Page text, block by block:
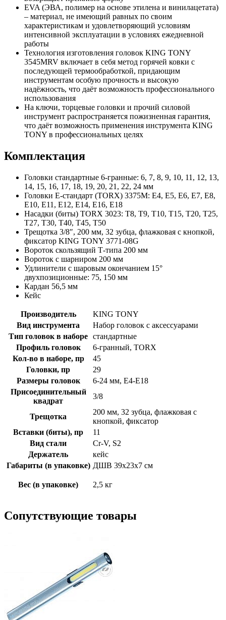
EVA (ЭВА, полимер на основе этилена и винилацетата)
– материал, не имеющий равных по своим
характеристикам и удовлетворяющий условиям
интенсивной эксплуатации в условиях ежедневной
работы
Технология изготовления головок KING TONY
3545MRV включает в себя метод горячей ковки с
последующей термообработкой, придающим
инструментам особую прочность и высокую
надёжность, что даёт возможность профессионального
использования
На ключи, торцевые головки и прочий силовой
инструмент распространяется пожизненная гарантия,
что даёт возможность применения инструмента KING
TONY в профессиональных целях
Комплектация
Головки стандартные 6-гранные: 6, 7, 8, 9, 10, 11, 12, 13,
14, 15, 16, 17, 18, 19, 20, 21, 22, 24 мм
Головки E-стандарт (TORX) 3375M: E4, E5, E6, E7, E8,
E10, E11, E12, E14, E16, E18
Насадки (биты) TORX 3023: T8, T9, T10, T15, T20, T25,
T27, T30, T40, T45, T50
Трещотка 3/8″, 200 мм, 32 зубца, флажковая с кнопкой,
фиксатор KING TONY 3771-08G
Вороток скользящий Т-типа 200 мм
Вороток с шарниром 200 мм
Удлинители с шаровым окончанием 15°
двухпозиционные: 75, 150 мм
Кардан 56,5 мм
Кейс
Производитель
KING TONY
Вид инструмента
Набор головок с аксессуарами
Тип головок в наборе стандартные
Профиль головок
6-гранный, TORX
Кол-во в наборе, пр
45
Головки, пр
29
Размеры головок
6-24 мм, E4-E18
Присоединительный
квадрат
3/8
Трещотка
200 мм, 32 зубца, флажковая с
кнопкой, фиксатор
Вставки (биты), пр
11
Вид стали
Cr-V, S2
Держатель
кейс
Габариты (в упаковке) ДШВ 39x23х7 см
Вес (в упаковке) 2,5 кг
Сопутствующие товары